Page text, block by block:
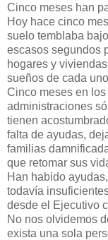
Cinco meses han
Hoy hace cinco
suelo temblaba
escasos segundos
hogares y
sueños de cada
Cinco meses en
administraciones
tienen
falta de ayudas,
familias
que retomar sus
Han habido
todavía
desde el Ejecutivo
No nos olvidemos
exista una sola